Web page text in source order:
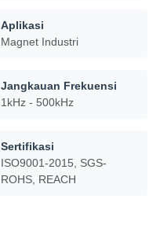
Aplikasi
Magnet Industri
Jangkauan Frekuensi
1kHz - 500kHz
Sertifikasi
ISO9001-2015, SGS-
ROHS, REACH